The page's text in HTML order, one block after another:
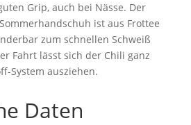
Grip, auch bei Nässe. Der
ist aus Frottee
zum schnellen Schweiß
Fahrt lässt sich der Chili ganz
System ausziehen.
Daten